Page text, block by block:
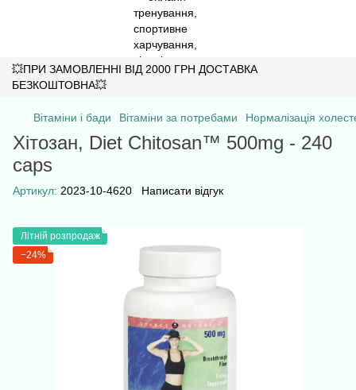
💥ПРИ ЗАМОВЛЕННІ ВІД 2000 ГРН ДОСТАВКА
БЕЗКОШТОВНА💥
Вітаміни і бади Вітаміни за потребами Нормалізація
Хітозан, Diet Chitosan™ 500mg - 240
caps
Артикул: 2023-10-4620 Написати відгук
Літній розпродаж
−24%